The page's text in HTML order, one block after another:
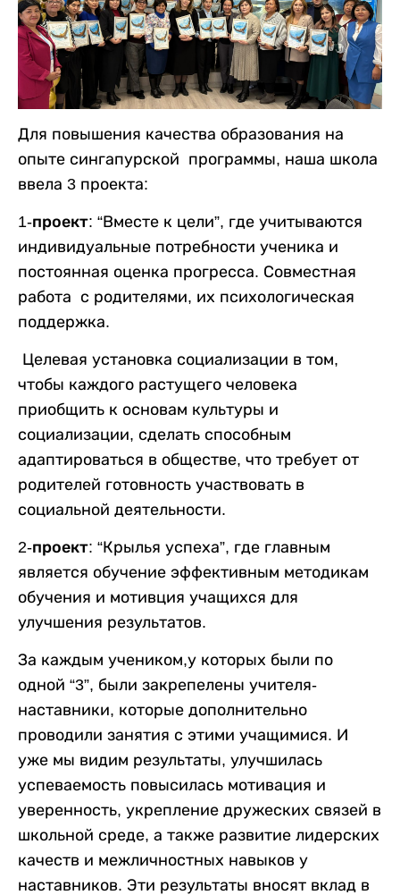
Для повышения качества образования на
опыте сингапурской программы, наша школа
ввела 3 проекта:
1-проект: “Вместе к цели”, где учитываются
индивидуальные потребности ученика и
постоянная оценка прогресса. Совместная
работа с родителями, их психологическая
поддержка.
Целевая установка социализации в том,
чтобы каждого растущего человека
приобщить к основам культуры и
социализации, сделать способным
адаптироваться в обществе, что требует от
родителей готовность участвовать в
социальной деятельности.
2-проект: “Крылья успеха”, где главным
является обучение эффективным методикам
обучения и мотивция учащихся для
улучшения результатов.
За каждым учеником,у которых были по
одной “3”, были закрепелены учителя-
наставники, которые дополнительно
проводили занятия с этими учащимися. И
уже мы видим результаты, улучшилась
успеваемость повысилась мотивация и
уверенность, укрепление дружеских связей в
школьной среде, а также развитие лидерских
качеств и межличностных навыков у
наставников. Эти результаты вносят вклад в